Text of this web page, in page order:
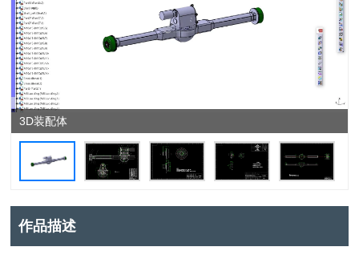
3D装配体
作品描述